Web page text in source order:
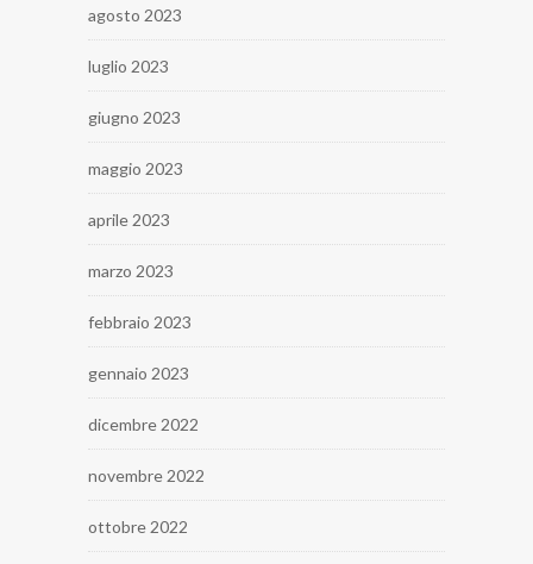
agosto 2023
luglio 2023
giugno 2023
maggio 2023
aprile 2023
marzo 2023
febbraio 2023
gennaio 2023
dicembre 2022
novembre 2022
ottobre 2022